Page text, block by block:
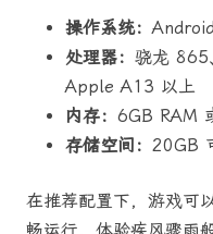
操作系统：
处理器： 骁龙
Apple A13 以上
内存： 6GB RAM
存储空间： 20GB
在推荐配置下，游戏可